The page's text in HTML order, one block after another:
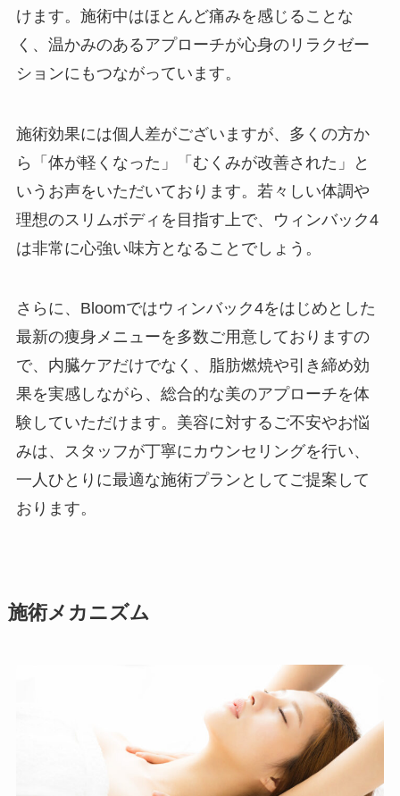
けます。施術中はほとんど痛みを感じることな
く、温かみのあるアプローチが心身のリラクゼー
ションにもつながっています。
施術効果には個人差がございますが、多くの方か
ら「体が軽くなった」「むくみが改善された」と
いうお声をいただいております。若々しい体調や
理想のスリムボディを目指す上で、ウィンバック4
は非常に心強い味方となることでしょう。
さらに、Bloomではウィンバック4をはじめとした
最新の痩身メニューを多数ご用意しておりますの
で、内臓ケアだけでなく、脂肪燃焼や引き締め効
果を実感しながら、総合的な美のアプローチを体
験していただけます。美容に対するご不安やお悩
みは、スタッフが丁寧にカウンセリングを行い、
一人ひとりに最適な施術プランとしてご提案して
おります。
施術メカニズム